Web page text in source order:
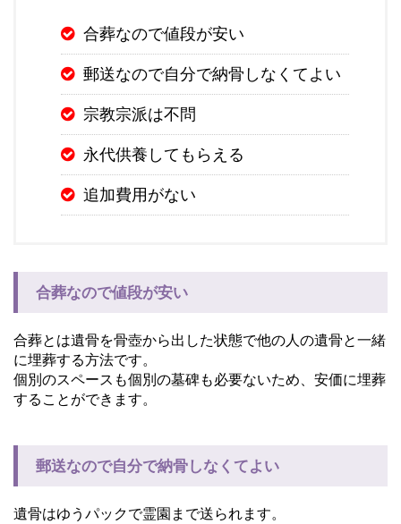
合葬なので値段が安い
郵送なので自分で納骨しなくてよい
宗教宗派は不問
永代供養してもらえる
追加費用がない
合葬なので値段が安い
合葬とは遺骨を骨壺から出した状態で他の人の遺骨と一緒
に埋葬する方法です。
個別のスペースも個別の墓碑も必要ないため、安価に埋葬
することができます。
郵送なので自分で納骨しなくてよい
遺骨はゆうパックで霊園まで送られます。